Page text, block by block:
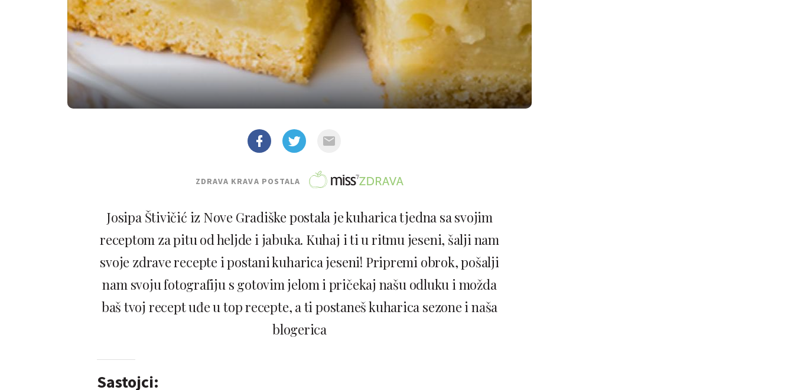
ZDRAVA KRAVA POSTALA
Josipa Štivičić iz Nove Gradiške postala je kuharica tjedna sa svojim
receptom za pitu od heljde i jabuka. Kuhaj i ti u ritmu jeseni, šalji nam
svoje zdrave recepte i postani kuharica jeseni! Pripremi obrok, pošalji
nam svoju fotografiju s gotovim jelom i pričekaj našu odluku i možda
baš tvoj recept uđe u top recepte, a ti postaneš kuharica sezone i naša
blogerica
Sastojci: